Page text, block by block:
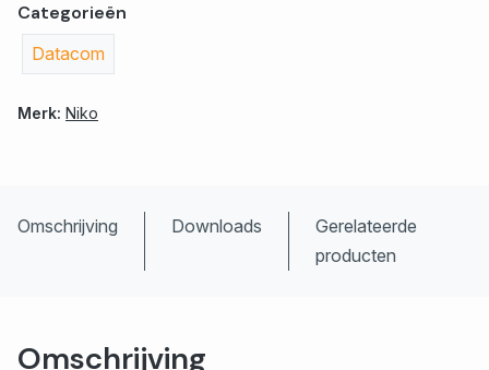
Categorieën
Datacom
Merk: Niko
Omschrijving Downloads
Gerelateerde
producten
Omschrijving